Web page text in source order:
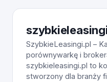
SzybkieLeasingi.pl –
porównywarkę i
szybkieleasingi.pl to
stworzony dla branży